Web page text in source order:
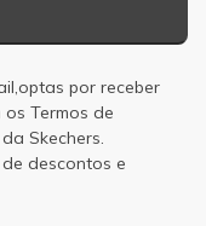
por receber
os Termos de
da Skechers.
descontos e